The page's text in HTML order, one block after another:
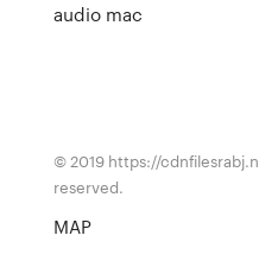
audio mac
© 2019 https://
reserved.
MAP